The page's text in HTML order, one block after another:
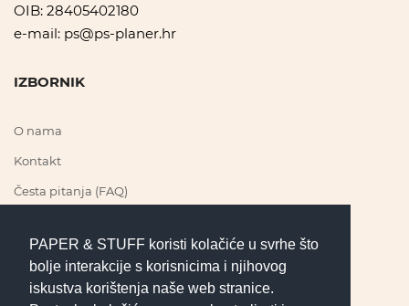
PAPER & STUFF koristi kolačiće u svrhe što
bolje interakcije s korisnicima i njihovog
iskustva korištenja naše web stranice.
OIB: 28405402180
e-mail: ps@ps-planer.hr
IZBORNIK
O nama
Kontakt
Česta pitanja (FAQ)
PRATI NAS